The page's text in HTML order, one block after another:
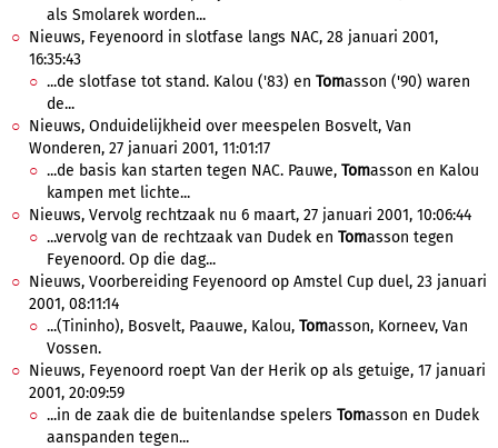
als Smolarek worden...
Nieuws, Feyenoord in slotfase langs NAC, 28 januari 2001,
16:35:43
...de slotfase tot stand. Kalou ('83) en Tomasson ('90) waren
de...
Nieuws, Onduidelijkheid over meespelen Bosvelt, Van
Wonderen, 27 januari 2001, 11:01:17
...de basis kan starten tegen NAC. Pauwe, Tomasson en Kalou
kampen met lichte...
Nieuws, Vervolg rechtzaak nu 6 maart, 27 januari 2001, 10:06:44
...vervolg van de rechtzaak van Dudek en Tomasson tegen
Feyenoord. Op die dag...
Nieuws, Voorbereiding Feyenoord op Amstel Cup duel, 23 januari
2001, 08:11:14
...(Tininho), Bosvelt, Paauwe, Kalou, Tomasson, Korneev, Van
Vossen.
Nieuws, Feyenoord roept Van der Herik op als getuige, 17 januari
2001, 20:09:59
...in de zaak die de buitenlandse spelers Tomasson en Dudek
aanspanden tegen...